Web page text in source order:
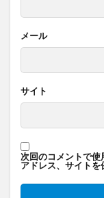
メール
サイト
次回のコメントで
アドレス、サイトを